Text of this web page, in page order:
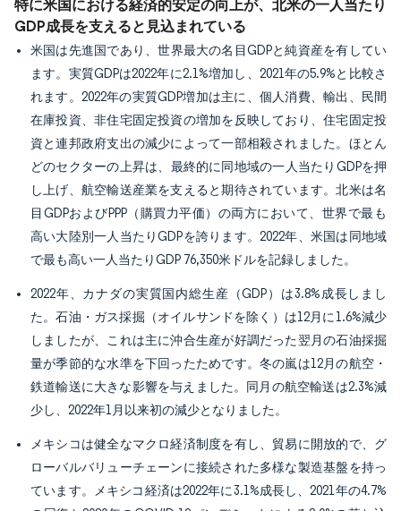
特に米国における経済的安定の向上が、北米の一人当たり
GDP成長を支えると見込まれている
米国は先進国であり、世界最大の名目GDPと純資産を有してい
ます。実質GDPは2022年に2.1%増加し、2021年の5.9%と比較さ
れます。2022年の実質GDP増加は主に、個人消費、輸出、民間
在庫投資、非住宅固定投資の増加を反映しており、住宅固定投
資と連邦政府支出の減少によって一部相殺されました。ほとん
どのセクターの上昇は、最終的に同地域の一人当たりGDPを押
し上げ、航空輸送産業を支えると期待されています。北米は名
目GDPおよびPPP（購買力平価）の両方において、世界で最も
高い大陸別一人当たりGDPを誇ります。2022年、米国は同地域
で最も高い一人当たりGDP 76,350米ドルを記録しました。
2022年、カナダの実質国内総生産（GDP）は3.8%成長しまし
た。石油・ガス採掘（オイルサンドを除く）は12月に1.6%減少
しましたが、これは主に沖合生産が好調だった翌月の石油採掘
量が季節的な水準を下回ったためです。冬の嵐は12月の航空・
鉄道輸送に大きな影響を与えました。同月の航空輸送は2.3%減
少し、2022年1月以来初の減少となりました。
メキシコは健全なマクロ経済制度を有し、貿易に開放的で、グ
ローバルバリューチェーンに接続された多様な製造基盤を持っ
ています。メキシコ経済は2022年に3.1%成長し、2021年の4.7%